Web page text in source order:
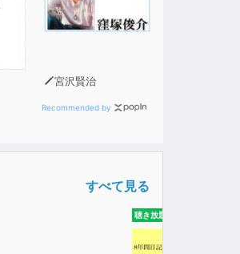
宮沢賢治
Recommended by
すべて見る
聴き放題